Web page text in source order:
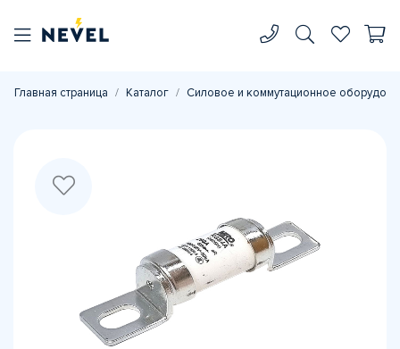
Главная страница Каталог Силовое и коммутационное